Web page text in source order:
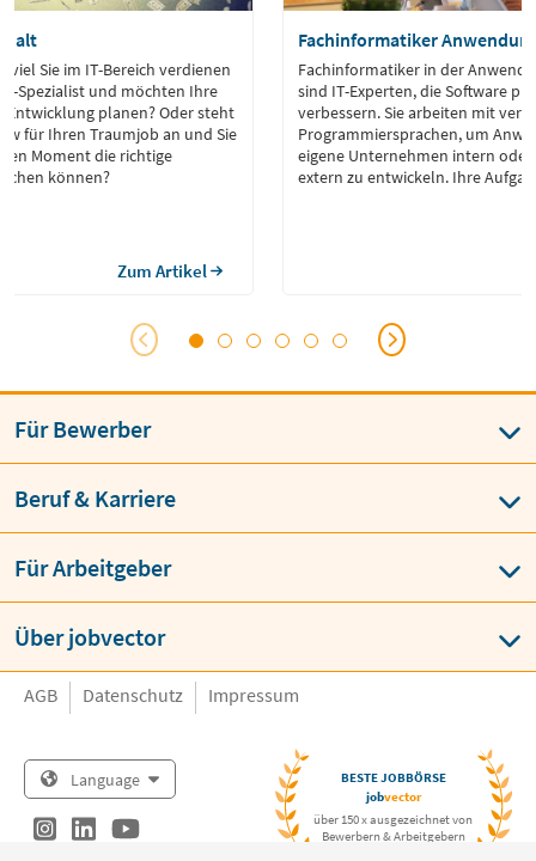
viel Sie im IT-Bereich verdienen
Spezialist und möchten Ihre
planen? Oder steht
für Ihren Traumjob an und Sie
Moment die richtige
können?
Zum Artikel
Fachinformatiker
Fachinformatiker in der
sind IT-Experten, die Software
verbessern. Sie arbeiten mit
Programmiersprachen, um
eigene Unternehmen intern
extern zu entwickeln. Ihre
Für Bewerber
Beruf & Karriere
Für Arbeitgeber
Über jobvector
AGB Datenschutz Impressum
Language
BESTE JOBBÖRSE
jobvector
über 150 x ausgezeichnet von
Bewerbern & Arbeitgebern